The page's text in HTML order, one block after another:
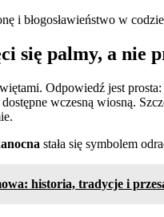
i błogosławieństwo w
się palmy, a nie
Odpowiedź jest prosta:
wczesną wiosną.
stała się symbolem
historia, tradycje i